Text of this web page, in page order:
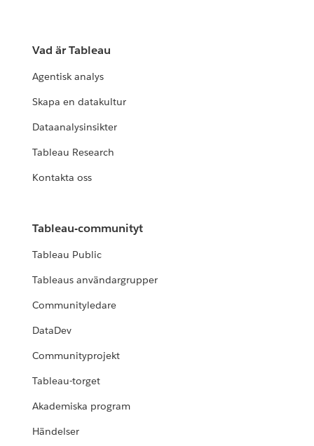
Vad är Tableau
Agentisk analys
Skapa en datakultur
Dataanalysinsikter
Tableau Research
Kontakta oss
Tableau-communityt
Tableau Public
Tableaus användargrupper
Communityledare
DataDev
Communityprojekt
Tableau-torget
Akademiska program
Händelser